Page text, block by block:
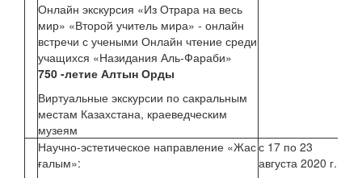
Онлайн экскурсия «Из Отрара на весь
мир» «Второй учитель мира» - онлайн
встречи с учеными Онлайн чтение среди
учащихся «Назидания Аль-Фараби»
750 -летие Алтын Орды
Виртуальные экскурсии по сакральным
местам Казахстана, краеведческим
музеям
Научно-эстетическое направление «Жас
ғалым»:
с 17 по 23
августа 2020 г.